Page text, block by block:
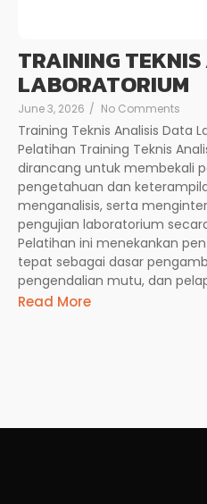
TRAINING
LABORATORIUM
June 3, 2026 / No Comments
Training Teknis Analisis Data
Pelatihan Training Teknis
dirancang untuk membekali
pengetahuan dan
menganalisis, serta
pengujian laboratorium
Pelatihan ini menekankan
tepat sebagai dasar
pengendalian mutu, dan
Read More